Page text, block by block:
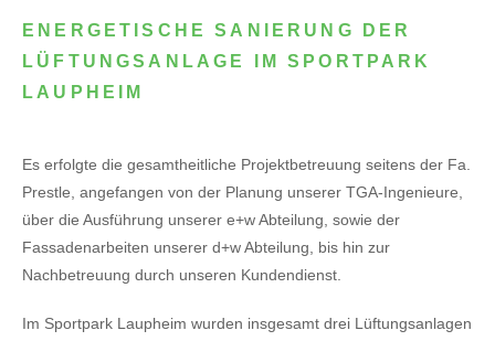
ENERGETISCHE SANIERUNG DER
LÜFTUNGSANLAGE IM SPORTPARK
LAUPHEIM
Es erfolgte die gesamtheitliche Projektbetreuung seitens der Fa.
Prestle, angefangen von der Planung unserer TGA-Ingenieure,
über die Ausführung unserer e+w Abteilung, sowie der
Fassadenarbeiten unserer d+w Abteilung, bis hin zur
Nachbetreuung durch unseren Kundendienst.
Im Sportpark Laupheim wurden insgesamt drei Lüftungsanlagen